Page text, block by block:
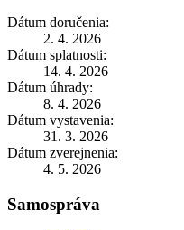
Dátum doručenia:
2. 4. 2026
Dátum splatnosti:
14. 4. 2026
Dátum úhrady:
8. 4. 2026
Dátum vystavenia:
31. 3. 2026
Dátum zverejnenia:
4. 5. 2026
Samospráva